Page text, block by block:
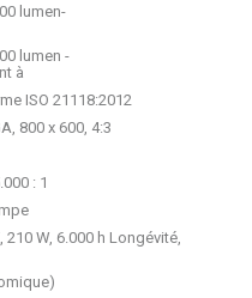
lumen -
à
600, 4:3
: 1
h Longévité,